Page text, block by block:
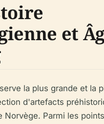
et
la plus grande et la
d'artefacts
Norvège. Parmi les